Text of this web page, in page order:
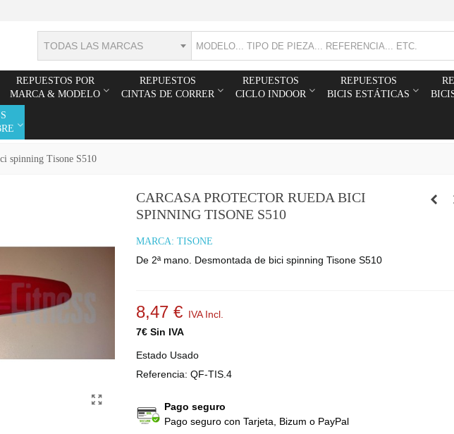
TODAS LAS MARCAS
REPUESTOS POR
MARCA & MODELO
REPUESTOS
CINTAS DE CORRER
REPUESTOS
CICLO INDOOR
REPUESTOS
BICIS ESTÁTICAS
spinning Tisone S510
CARCASA PROTECTOR RUEDA BICI
SPINNING TISONE S510
MARCA: TISONE
De 2ª mano. Desmontada de bici spinning Tisone S510
8,47 € IVA Incl.
7€ Sin IVA
Estado Usado
Referencia: QF-TIS.4
Pago seguro
Pago seguro con Tarjeta, Bizum o PayPal